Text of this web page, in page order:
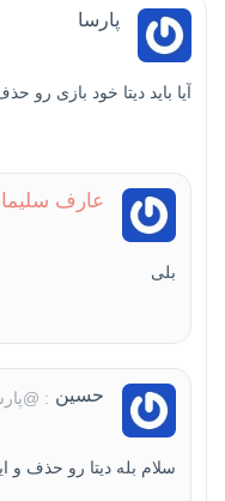
پارسا
آیا باید دیتا خود بازی رو
عارف
بلی
حسین :
سلام بله دیتا رو حذف و